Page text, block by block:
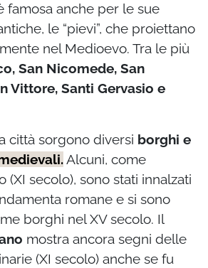
famosa anche per le sue
le “pievi”, che proiettano
nel Medioevo. Tra le più
San Nicomede, San
Vittore, Santi Gervasio e
città sorgono diversi borghi e
Alcuni, come
(XI secolo), sono stati innalzati
romane e si sono
borghi nel XV secolo. Il
mostra ancora segni delle
(XI secolo) anche se fu